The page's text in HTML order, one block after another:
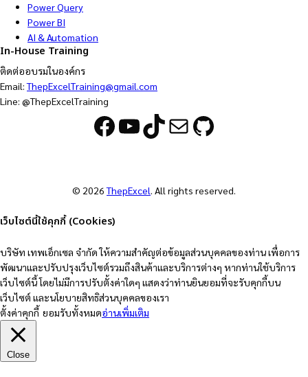
Power Query
Power BI
AI & Automation
In-House Training
ติดต่ออบรมในองค์กร
Email:ThepExcelTraining@gmail.com
Line: @ThepExcelTraining
Facebook YouTube TikTok Mail GitHub
© 2026ThepExcel. All rights reserved.
เว็บไซต์นี้ใช้คุกกี้ (Cookies)
บริษัท เทพเอ็กเซล จำกัด ให้ความสำคัญต่อข้อมูลส่วนบุคคลของท่าน เพื่อการ
พัฒนาและปรับปรุงเว็บไซต์รวมถึงสินค้าและบริการต่างๆ หากท่านใช้บริการ
เว็บไซต์นี้ โดยไม่มีการปรับตั้งค่าใดๆ แสดงว่าท่านยินยอมที่จะรับคุกกี้บน
เว็บไซต์ และนโยบายสิทธิส่วนบุคคลของเรา
ตั้งค่าคุกกี้ ยอมรับทั้งหมดอ่านเพิ่มเติม
Close